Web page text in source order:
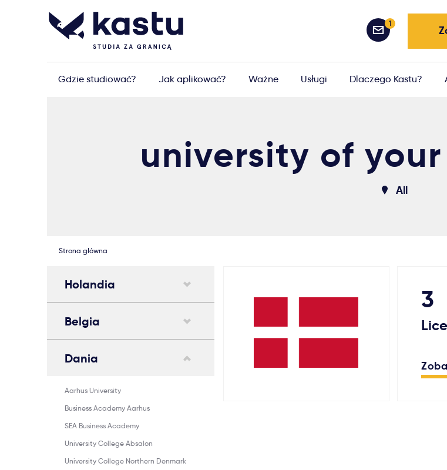
1
Gdzie studiować? Jak aplikować? Ważne Usługi Dlaczego Kastu?
university of
All
Strona główna
Holandia
Belgia
Dania
Aarhus University
Business Academy Aarhus
SEA Business Academy
University College Absalon
University College Northern Denmark
3